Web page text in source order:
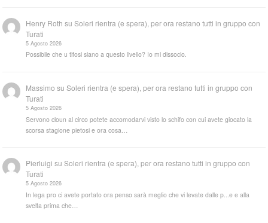
Henry Roth suSoleri rientra (e spera), per ora restano tutti in gruppo con
Turati
5 Agosto 2026
Possibile che u tifosi siano a questo livello? Io mi dissocio.
Massimo suSoleri rientra (e spera), per ora restano tutti in gruppo con
Turati
5 Agosto 2026
Servono cloun al circo potete accomodarvi visto lo schifo con cui avete giocato la
scorsa stagione pietosi e ora cosa…
Pierluigi suSoleri rientra (e spera), per ora restano tutti in gruppo con
Turati
5 Agosto 2026
In lega pro ci avete portato ora penso sarà meglio che vi levate dalle p...e e alla
svelta prima che…